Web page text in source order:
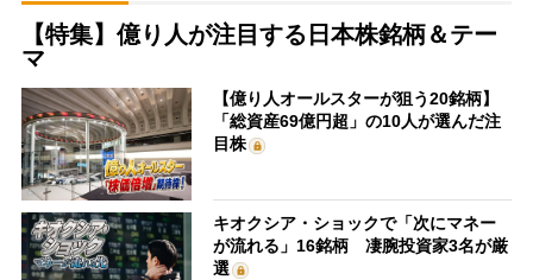
【特集】億り人が注目する日本株銘柄＆テー
マ
【億り人オールスターが狙う20銘柄】
「総資産69億円超」の10人が選んだ注
目株
キオクシア・ショックで「次にマネー
が流れる」16銘柄 凄腕投資家3名が厳
選